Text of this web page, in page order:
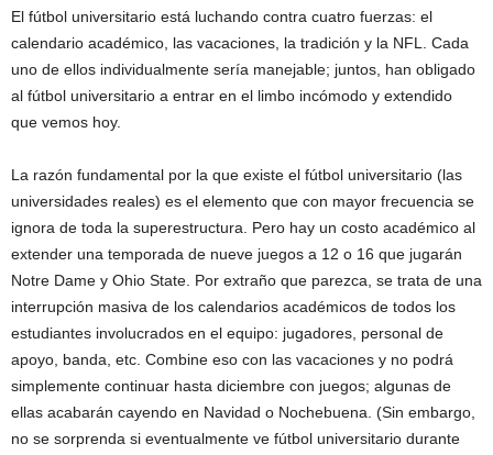
El fútbol universitario está luchando contra cuatro fuerzas: el
calendario académico, las vacaciones, la tradición y la NFL. Cada
uno de ellos individualmente sería manejable; juntos, han obligado
al fútbol universitario a entrar en el limbo incómodo y extendido
que vemos hoy.
La razón fundamental por la que existe el fútbol universitario (las
universidades reales) es el elemento que con mayor frecuencia se
ignora de toda la superestructura. Pero hay un costo académico al
extender una temporada de nueve juegos a 12 o 16 que jugarán
Notre Dame y Ohio State. Por extraño que parezca, se trata de una
interrupción masiva de los calendarios académicos de todos los
estudiantes involucrados en el equipo: jugadores, personal de
apoyo, banda, etc. Combine eso con las vacaciones y no podrá
simplemente continuar hasta diciembre con juegos; algunas de
ellas acabarán cayendo en Navidad o Nochebuena. (Sin embargo,
no se sorprenda si eventualmente ve fútbol universitario durante